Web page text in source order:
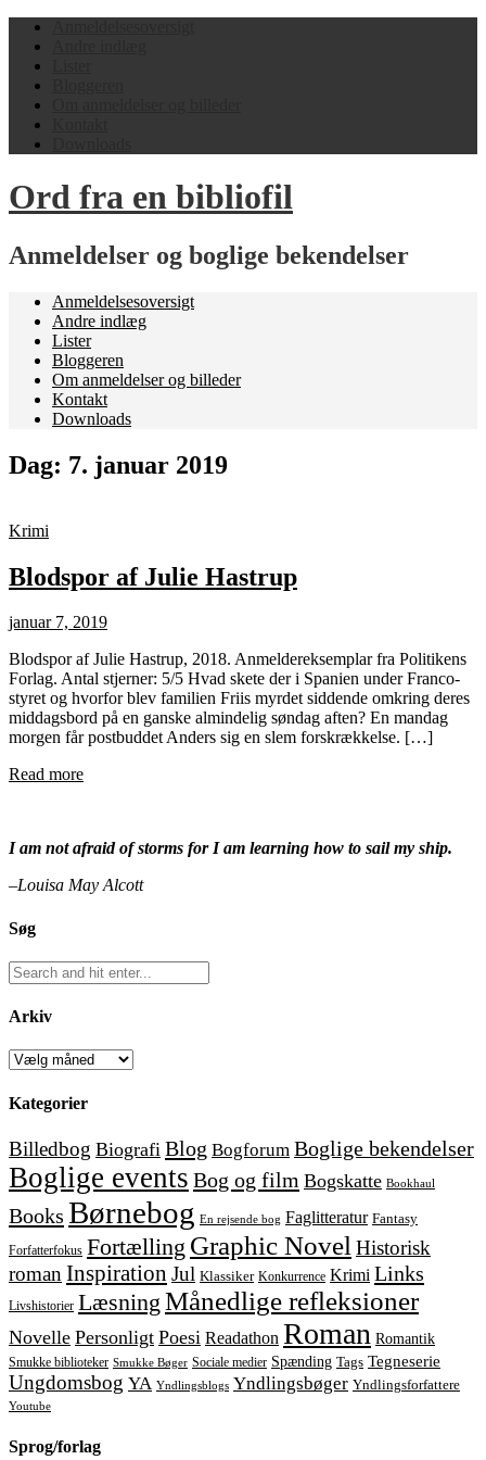
Ord fra en bibliofil
Anmeldelser og boglige bekendelser
Anmeldelsesoversigt
Andre indlæg
Lister
Bloggeren
Om anmeldelser og billeder
Kontakt
Downloads
Dag: 7. januar 2019
Krimi
Blodspor af Julie Hastrup
januar 7, 2019
Blodspor af Julie Hastrup, 2018. Anmeldereksemplar fra Politikens
Forlag. Antal stjerner: 5/5 Hvad skete der i Spanien under Franco-
styret og hvorfor blev familien Friis myrdet siddende omkring deres
middagsbord på en ganske almindelig søndag aften? En mandag
morgen får postbuddet Anders sig en slem forskrækkelse. […]
Read more
I am not afraid of storms for I am learning how to sail my ship.
–Louisa May Alcott
Søg
Arkiv
Arkiv
Kategorier
Billedbog Biografi Blog Bogforum Boglige bekendelser
Boglige events Bog og film Bogskatte Bookhaul
Books Børnebog En rejsende bog Faglitteratur Fantasy
Forfatterfokus Fortælling Graphic Novel Historisk
roman Inspiration Jul Klassiker Konkurrence Krimi Links
Livshistorier Læsning Månedlige refleksioner
Novelle Personligt Poesi Readathon Roman Romantik
Smukke biblioteker Smukke Bøger Sociale medier Spænding Tags Tegneserie
Ungdomsbog YA Yndlingsblogs Yndlingsbøger Yndlingsforfattere
Youtube
Sprog/forlag